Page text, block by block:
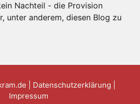
Nachteil - die Provision
unter anderem, diesen Blog zu
| Datenschutzerklärung
Impressum